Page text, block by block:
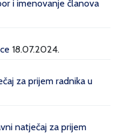
i imenovanje članova
18.07.2024.
za prijem radnika u
natječaj za prijem